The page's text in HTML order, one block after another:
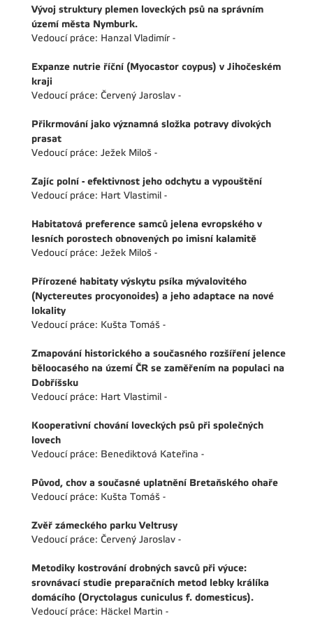
Vývoj struktury plemen loveckých psů na správním
území města Nymburk.
Vedoucí práce: Hanzal Vladimír -
Expanze nutrie říční (Myocastor coypus) v Jihočeském
kraji
Vedoucí práce: Červený Jaroslav -
Přikrmování jako významná složka potravy divokých
prasat
Vedoucí práce: Ježek Miloš -
Zajíc polní - efektivnost jeho odchytu a vypouštění
Vedoucí práce: Hart Vlastimil -
Habitatová preference samců jelena evropského v
lesních porostech obnovených po imisní kalamitě
Vedoucí práce: Ježek Miloš -
Přírozené habitaty výskytu psíka mývalovitého
(Nyctereutes procyonoides) a jeho adaptace na nové
lokality
Vedoucí práce: Kušta Tomáš -
Zmapování historického a současného rozšíření jelence
běloocasého na území ČR se zaměřením na populaci na
Dobříšsku
Vedoucí práce: Hart Vlastimil -
Kooperativní chování loveckých psů při společných
lovech
Vedoucí práce: Benediktová Kateřina -
Původ, chov a současné uplatnění Bretaňského ohaře
Vedoucí práce: Kušta Tomáš -
Zvěř zámeckého parku Veltrusy
Vedoucí práce: Červený Jaroslav -
Metodiky kostrování drobných savců při výuce:
srovnávací studie preparačních metod lebky králíka
domácího (Oryctolagus cuniculus f. domesticus).
Vedoucí práce: Häckel Martin -